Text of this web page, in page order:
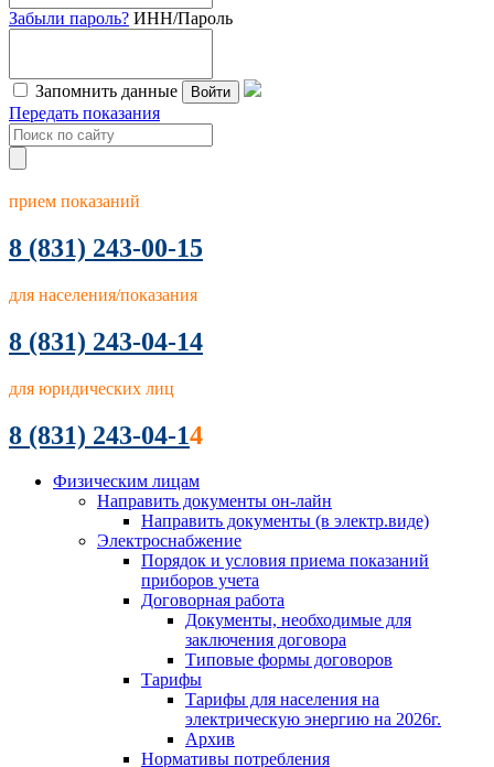
Забыли пароль? ИНН/Пароль
Запомнить данные Войти
Передать показания
прием показаний
8 (831) 243-00-15
для населения/показания
8 (831) 243-04-14
для юридических лиц
8 (831) 243-04-14
Физическим лицам
Направить документы он-лайн
Направить документы (в электр.виде)
Электроснабжение
Порядок и условия приема показаний
приборов учета
Договорная работа
Документы, необходимые для
заключения договора
Типовые формы договоров
Тарифы
Тарифы для населения на
электрическую энергию на 2026г.
Архив
Нормативы потребления